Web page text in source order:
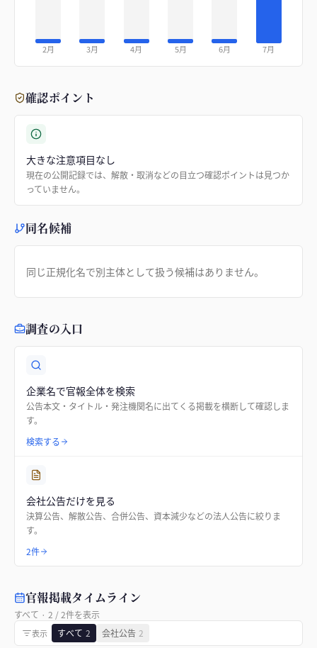
2月 3月 4月 5月 6月 7月
確認ポイント
大きな注意項目なし
現在の公開記録では、解散・取消などの目立つ確認ポイントは見つか
っていません。
同名候補
同じ正規化名で別主体として扱う候補はありません。
調査の入口
企業名で官報全体を検索
公告本文・タイトル・発注機関名に出てくる掲載を横断して確認しま
す。
検索する
会社公告だけを見る
決算公告、解散公告、合併公告、資本減少などの法人公告に絞りま
す。
2件
官報掲載タイムライン
すべて · 2 /2件を表示
表示 すべて 2 会社公告 2